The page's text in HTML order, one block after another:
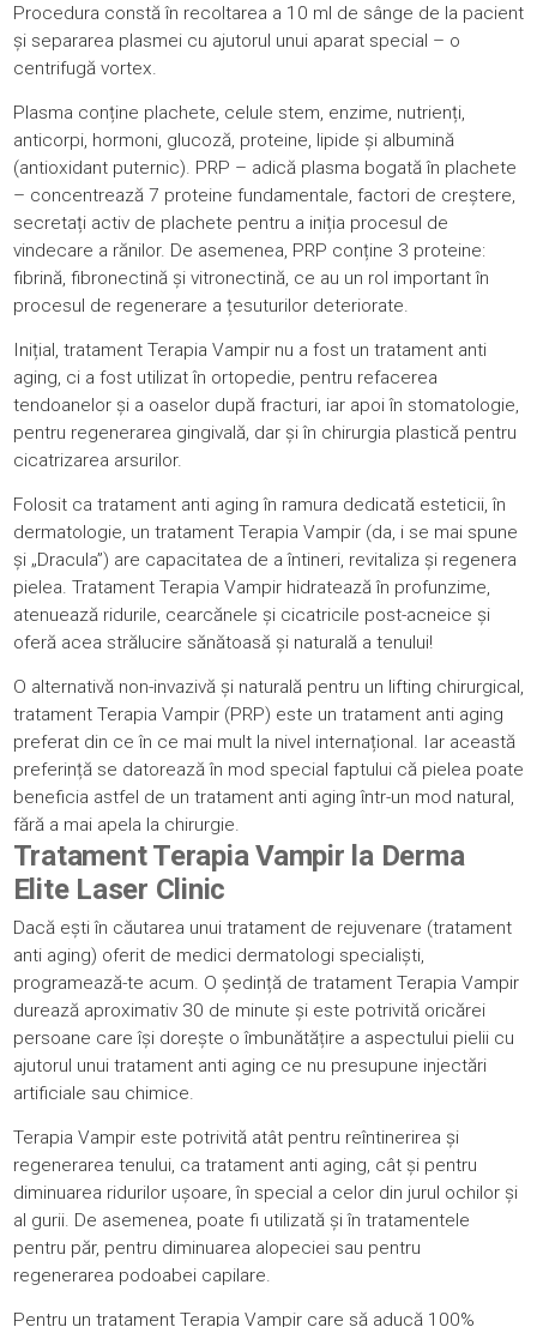
Procedura constă în recoltarea a 10 ml de sânge de la pacient
și separarea plasmei cu ajutorul unui aparat special – o
centrifugă vortex.
Plasma conține plachete, celule stem, enzime, nutrienți,
anticorpi, hormoni, glucoză, proteine, lipide și albumină
(antioxidant puternic). PRP – adică plasma bogată în plachete
– concentrează 7 proteine fundamentale, factori de creștere,
secretați activ de plachete pentru a iniția procesul de
vindecare a rănilor. De asemenea, PRP conține 3 proteine:
fibrină, fibronectină și vitronectină, ce au un rol important în
procesul de regenerare a țesuturilor deteriorate.
Inițial, tratament Terapia Vampir nu a fost un tratament anti
aging, ci a fost utilizat în ortopedie, pentru refacerea
tendoanelor și a oaselor după fracturi, iar apoi în stomatologie,
pentru regenerarea gingivală, dar și în chirurgia plastică pentru
cicatrizarea arsurilor.
Folosit ca tratament anti aging în ramura dedicată esteticii, în
dermatologie, un tratament Terapia Vampir (da, i se mai spune
și „Dracula”) are capacitatea de a întineri, revitaliza și regenera
pielea. Tratament Terapia Vampir hidratează în profunzime,
atenuează ridurile, cearcănele și cicatricile post-acneice și
oferă acea strălucire sănătoasă și naturală a tenului!
O alternativă non-invazivă și naturală pentru un lifting chirurgical,
tratament Terapia Vampir (PRP) este un tratament anti aging
preferat din ce în ce mai mult la nivel internațional. Iar această
preferință se datorează în mod special faptului că pielea poate
beneficia astfel de un tratament anti aging într-un mod natural,
fără a mai apela la chirurgie.
Tratament Terapia Vampir la Derma
Elite Laser Clinic
Dacă ești în căutarea unui tratament de rejuvenare (tratament
anti aging) oferit de medici dermatologi specialiști,
programează-te acum . O ședință de tratament Terapia Vampir
durează aproximativ 30 de minute și este potrivită oricărei
persoane care își dorește o îmbunătățire a aspectului pielii cu
ajutorul unui tratament anti aging ce nu presupune injectări
artificiale sau chimice.
Terapia Vampir este potrivită atât pentru reîntinerirea și
regenerarea tenului, ca tratament anti aging, cât și pentru
diminuarea ridurilor ușoare, în special a celor din jurul ochilor și
al gurii. De asemenea, poate fi utilizată și în tratamentele
pentru păr, pentru diminuarea alopeciei sau pentru
regenerarea podoabei capilare.
Pentru un tratament Terapia Vampir care să aducă 100%